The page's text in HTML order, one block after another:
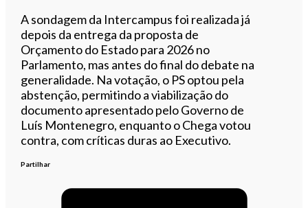
A sondagem da Intercampus foi realizada já
depois da entrega da proposta de
Orçamento do Estado para 2026 no
Parlamento, mas antes do final do debate na
generalidade. Na votação, o PS optou pela
abstenção, permitindo a viabilização do
documento apresentado pelo Governo de
Luís Montenegro, enquanto o Chega votou
contra, com críticas duras ao Executivo.
Partilhar